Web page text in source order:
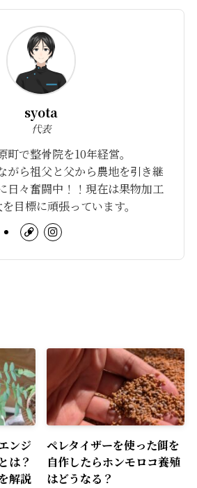
syota
代表
町で整骨院を10年経営。
がら祖父と父から農地を引き継
日々奮闘中！！現在は果物加工
目標に頑張っています。
ンジ
は？
解説
ペレタイザーを使った餌を
自作したらホンモロコ養殖
はどうなる？